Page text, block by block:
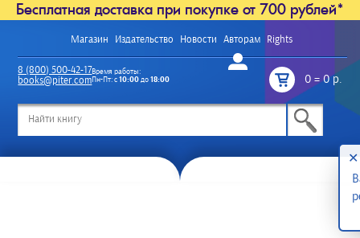
Бесплатная доставка при покупке от 700 рублей*
Магазин Издательство Новости Авторам Rights
Войти
0=0 р.
8 (800) 500-42-17
books@piter.com
Время работы:
Пн-Пт: с10:00до18:00
✕